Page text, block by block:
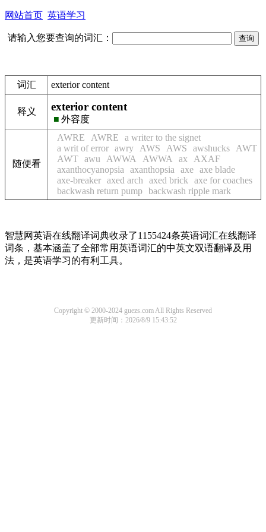
网站首页 英语学习
请输入您要查询的词汇：
词汇 exterior content
释义 exterior content
■ 外容度
随便看
AWRE AWRE
a writer to the signet
a writ of error awry AWS AWS awshucks
AWT
AWT awu AWWA AWWA ax
AXAF
axanthocyanopsia
axanthopsia axe axe blade
axe-breaker axed arch axed brick
axe for coaches
backwash return pump backwash ripple mark
智慧网英语在线翻译词典收录了1155424条英语词汇在线翻译
词条，基本涵盖了全部常用英语词汇的中英文双语翻译及用
法，是英语学习的有利工具。
Copyright © 2000-2024 guezs.com All Rights Reserved
更新时间：2026/8/9 15:43:52